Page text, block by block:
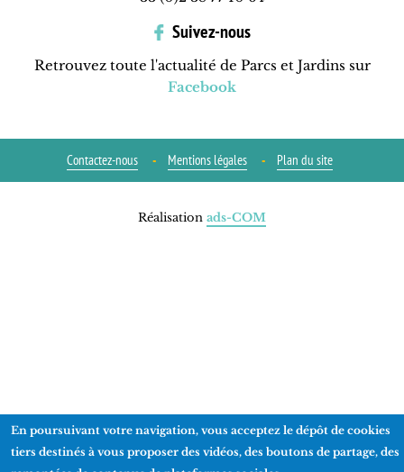
Suivez-nous
Retrouvez toute l'actualité de Parcs et Jardins sur
Facebook
Contactez-nous Mentions légales Plan du site
Réalisation ads-COM
En poursuivant votre navigation, vous acceptez le dépôt de cookies
tiers destinés à vous proposer des vidéos, des boutons de partage, des